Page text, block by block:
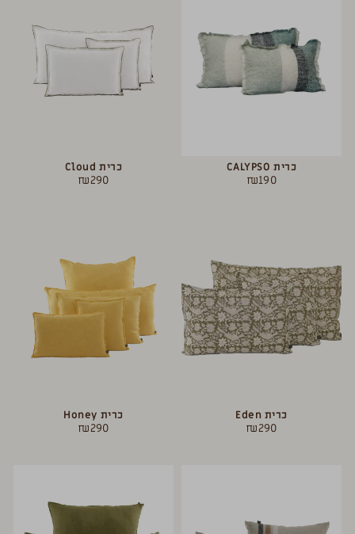
כרית CALYPSO
₪190
כרית Cloud
₪290
כרית Eden
₪290
כרית Honey
₪290